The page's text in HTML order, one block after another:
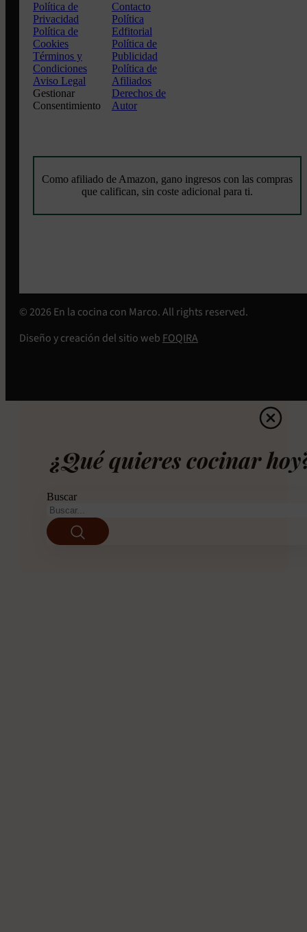
Política de
Privacidad
Política de
Cookies
Términos y
Condiciones
Aviso Legal
Gestionar
Consentimiento
Contacto
Política
Edfitorial
Política de
Publicidad
Política de
Afiliados
Derechos de
Autor
Como afiliado de Amazon, gano ingresos con las compras
que califican, sin coste adicional para ti.
© 2026 En la cocina con Marco. All rights reserved.
Diseño y creación del sitio web FOQIRA
¿Qué quieres cocinar
Buscar